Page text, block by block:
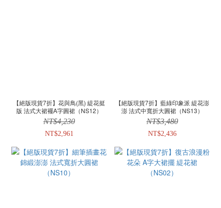
【絕版現貨7折】花與鳥(黑) 緹花挺
版 法式大裙襬A字圓裙（NS12）
NT$4,230
NT$2,961
【絕版現貨7折】藍綠印象派 緹花澎
澎 法式中寬折大圓裙（NS13）
NT$3,480
NT$2,436